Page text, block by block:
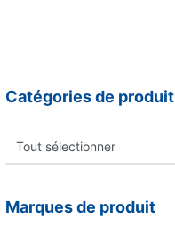
Catégories de produit
Marques de produit